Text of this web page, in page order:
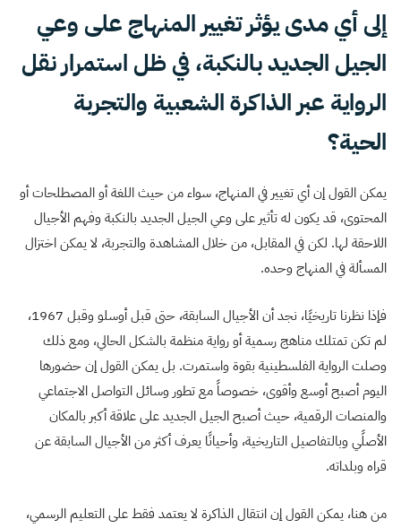
إلى أي مدى يؤثر تغيير المنهاج على وعي
الجيل الجديد بالنكبة، في ظل استمرار نقل
الرواية عبر الذاكرة الشعبية والتجربة
الحية؟
يمكن القول إن أي تغيير في المنهاج، سواء من حيث اللغة أو المصطلحات أو
المحتوى، قد يكون له تأثير على وعي الجيل الجديد بالنكبة وفهم الأجيال
اللاحقة لها. لكن في المقابل، من خلال المشاهدة والتجربة، لا يمكن اختزال
المسألة في المنهاج وحده.
فإذا نظرنا تاريخيًا، نجد أن الأجيال السابقة، حتى قبل أوسلو وقبل 1967،
لم تكن تمتلك مناهج رسمية أو رواية منظمة بالشكل الحالي، ومع ذلك
وصلت الرواية الفلسطينية بقوة واستمرت. بل يمكن القول إن حضورها
اليوم أصبح أوسع وأقوى، خصوصاً مع تطور وسائل التواصل الاجتماعي
والمنصات الرقمية، حيث أصبح الجيل الجديد على علاقة أكبر بالمكان
الأصلًي وبالتفاصيل التاريخية، وأحيانًا يعرف أكثر من الأجيال السابقة عن
قراه وبلداته.
من هنا، يمكن القول إن انتقال الذاكرة لا يعتمد فقط على التعليم الرسمي،